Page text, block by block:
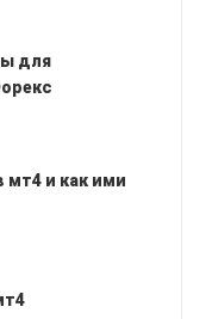
для
мт4 и как ими